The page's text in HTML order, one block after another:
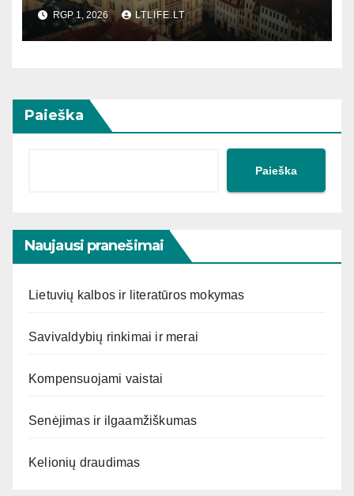
RGP 1, 2026 LTLIFE.LT
Paieška
Paieška
Naujausi pranešimai
Lietuvių kalbos ir literatūros mokymas
Savivaldybių rinkimai ir merai
Kompensuojami vaistai
Senėjimas ir ilgaamžiškumas
Kelionių draudimas